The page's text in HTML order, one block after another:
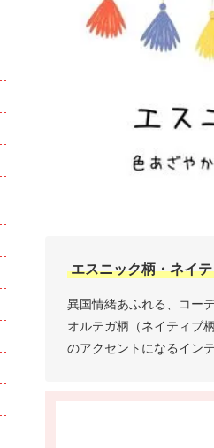
エスニック柄・ネイ
異国情緒あふれる、コー
オルテガ柄（ネイティブ
のアクセントになるイン